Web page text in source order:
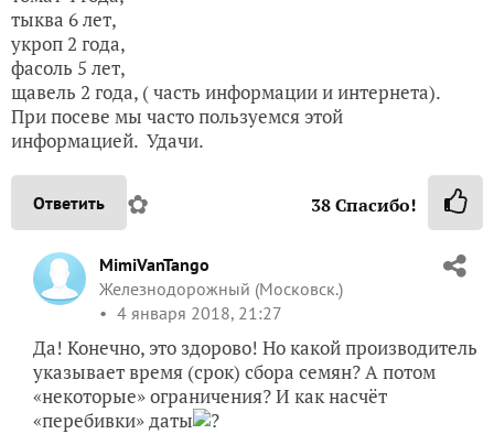
тыква 6 лет,
укроп 2 года,
фасоль 5 лет,
щавель 2 года, ( часть информации и интернета).
При посеве мы часто пользуемся этой
информацией. Удачи.
Ответить ✿ 38Спасибо!
MimiVanTango
Железнодорожный (Московск.)
4 января 2018, 21:27
Да! Конечно, это здорово! Но какой производитель
указывает время (срок) сбора семян? А потом
«некоторые» ограничения? И как насчёт
«перебивки» даты
?